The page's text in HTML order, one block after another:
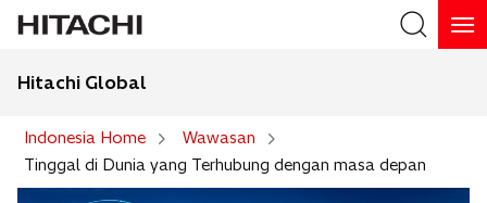
Hitachi Global
Indonesia Home
Wawasan
Tinggal di Dunia yang Terhubung dengan masa depan